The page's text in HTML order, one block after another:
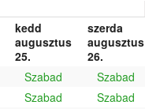
kedd
augusztus
25.
szerda
augusztus
26.
Szabad
Szabad
Szabad
Szabad